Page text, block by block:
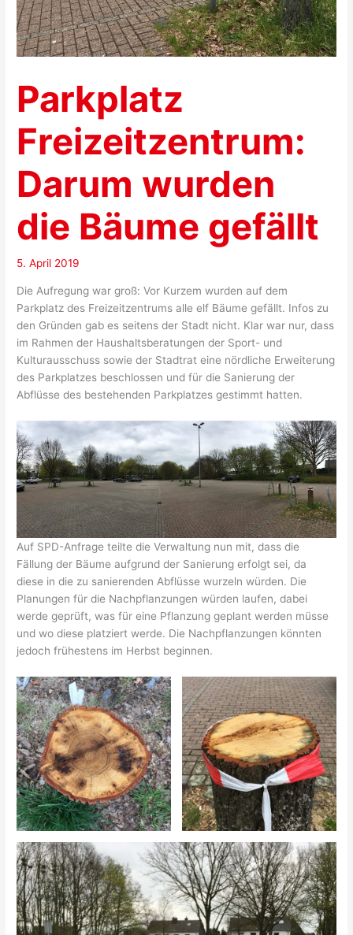
Parkplatz
Freizeitzentrum:
Darum wurden
die Bäume gefällt
5. April 2019
Die Aufregung war groß: Vor Kurzem wurden auf dem
Parkplatz des Freizeitzentrums alle elf Bäume gefällt. Infos zu
den Gründen gab es seitens der Stadt nicht. Klar war nur, dass
im Rahmen der Haushaltsberatungen der Sport- und
Kulturausschuss sowie der Stadtrat eine nördliche Erweiterung
des Parkplatzes beschlossen und für die Sanierung der
Abflüsse des bestehenden Parkplatzes gestimmt hatten.
Auf SPD-Anfrage teilte die Verwaltung nun mit, dass die
Fällung der Bäume aufgrund der Sanierung erfolgt sei, da
diese in die zu sanierenden Abflüsse wurzeln würden. Die
Planungen für die Nachpflanzungen würden laufen, dabei
werde geprüft, was für eine Pflanzung geplant werden müsse
und wo diese platziert werde. Die Nachpflanzungen könnten
jedoch frühestens im Herbst beginnen.